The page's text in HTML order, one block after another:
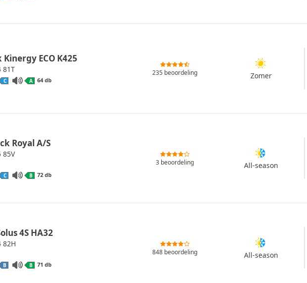
ECO K425
81T
C A 64 db
235 beoordeling Zomer
Royal A/S
85V
C B 72 db
3 beoordeling All-season
4S HA32
82H
B B 71 db
848 beoordeling All-season